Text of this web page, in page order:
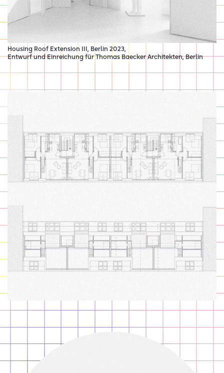
Housing Roof Extension III, Berlin 2023,
Entwurf und Einreichung fürThomas Baecker Architekten, Berlin